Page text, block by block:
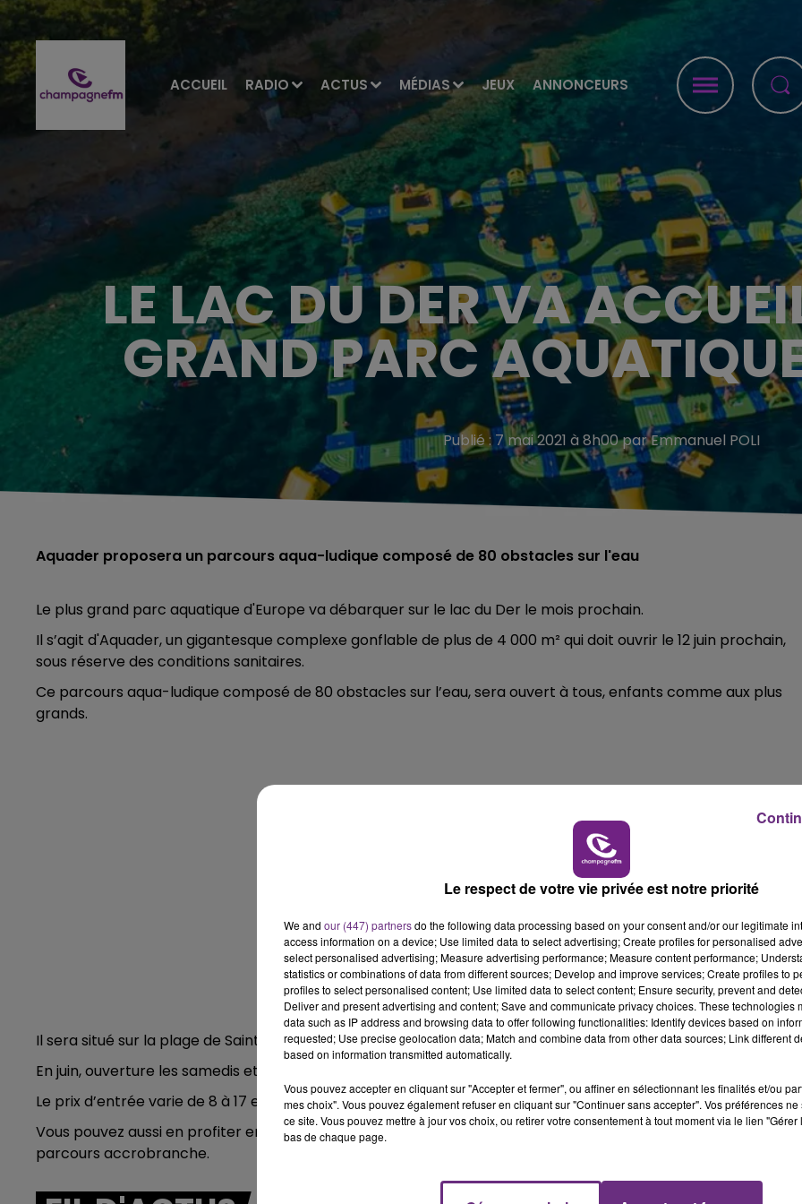
ACCUEIL RADIO ACTUS MÉDIAS JEUX ANNONCEURS
10h00 - 14h00
LE TICKET DE CAISSE
LE LAC DU DER VA
GRAND PARC
Publié : 7 mai 2021 à 8h00 par Emmanuel POLI
Aquader proposera un parcours aqua-ludique composé de 80 obstacles sur l'eau
Le plus grand parc aquatique d'Europe va débarquer sur le lac du Der le mois prochain.
Il s’agit d'Aquader, un gigantesque complexe gonflable de plus de 4 000 m² qui doit ouvrir le 12 juin prochain,
sous réserve des conditions sanitaires.
Ce parcours aqua-ludique composé de 80 obstacles sur l’eau, sera ouvert à tous, enfants comme aux plus
grands.
Il sera situé sur la plage de Sainte Marie du Lac Nuisement.
En juin, ouverture les samedis et dimanches de 14h à 18h.
Le prix d’entrée varie de 8 à 17 euros, en fonction de l’heure et de la durée.
Vous pouvez aussi en profiter en illimité, pour 28 euros par personne comprenant également l'accès à un
parcours accrobranche.
Le respect de votre vie privée est notre priorité
We and our (447) partnersdo the following data processing based on your consent and/or our legitimate
access information on a device; Use limited data to select advertising; Create profiles for personalised
select personalised advertising; Measure advertising performance; Measure content performance;
statistics or combinations of data from different sources; Develop and improve services; Create profiles to
profiles to select personalised content; Use limited data to select content; Ensure security, prevent and
Deliver and present advertising and content; Save and communicate privacy choices. These technologies
data such as IP address and browsing data to offer following functionalities: Identify devices based on
requested; Use precise geolocation data; Match and combine data from other data sources; Link different
based on information transmitted automatically.
Vous pouvez accepter en cliquant sur "Accepter et fermer", ou affiner en sélectionnant les finalités et/ou
mes choix". Vous pouvez également refuser en cliquant sur "Continuer sans accepter". Vos préférences
ce site. Vous pouvez mettre à jour vos choix, ou retirer votre consentement à tout moment via le lien
bas de chaque page.